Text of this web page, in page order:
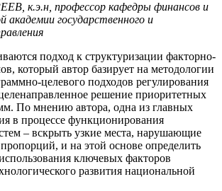
к.э.н, профессор кафедры финансов и
академии государственного и
подход к структуризации факторно-
который автор базирует на методологии
целевого подходов регулирования
решение приоритетных
По мнению автора, одна из главных
в процессе функционирования
– вскрыть узкие места, нарушающие
и на этой основе определить
ключевых факторов
развития национальной